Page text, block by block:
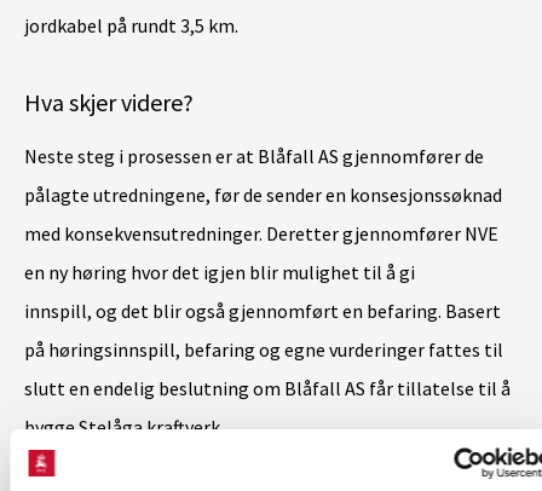
jordkabel på rundt 3,5 km.
Hva skjer videre?
Neste steg i prosessen er at Blåfall AS gjennomfører de
pålagte utredningene, før de sender en konsesjonssøknad
med konsekvensutredninger. Deretter gjennomfører NVE
en ny høring hvor det igjen blir mulighet til å gi
innspill, og det blir også gjennomført en befaring. Basert
på høringsinnspill, befaring og egne vurderinger fattes til
slutt en endelig beslutning om Blåfall AS får tillatelse til å
bygge Stelåga kraftverk.
Kontakt